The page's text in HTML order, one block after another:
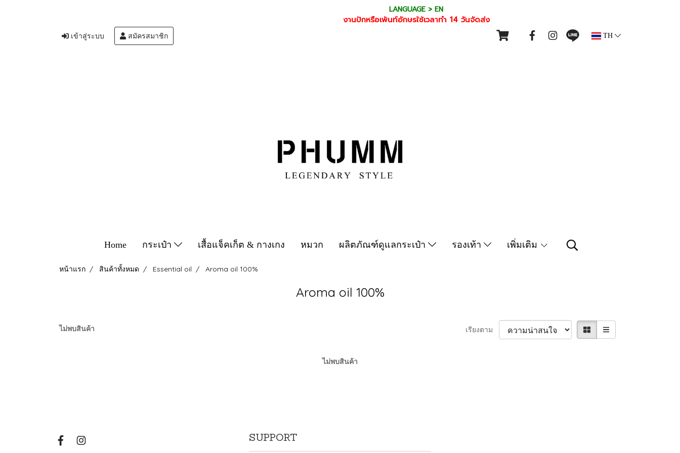
เข้าสู่ระบบ สมัครสมาชิก
LANGUAGE > EN
งานปักหรือเพ้นท์อักษรใช้เวลาทำ 14 วันจัดส่ง
TH
Home กระเป๋า เสื้อแจ็คเก็ต & กางเกง หมวก ผลิตภัณฑ์ดูแลกระเป๋า รองเท้า เพิ่มเติม
หน้าแรก สินค้าทั้งหมด Essential oil Aroma oil 100%
Aroma oil 100%
ไม่พบสินค้า เรียงตาม
ไม่พบสินค้า
SUPPORT